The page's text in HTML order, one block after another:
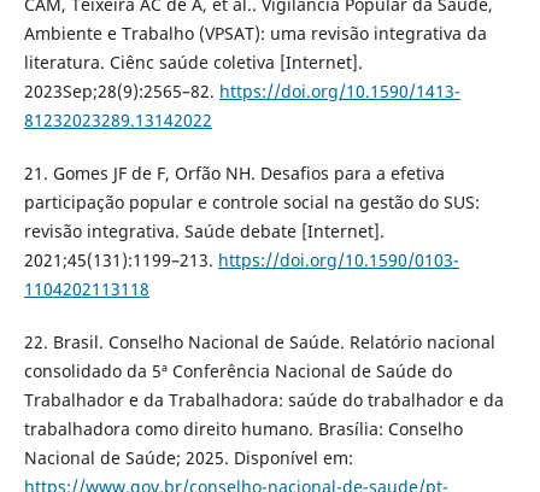
Ambiente e Trabalho (VPSAT): uma revisão integrativa da
literatura. Ciênc saúde coletiva [Internet].
2023Sep;28(9):2565–82. https://doi.org/10.1590/1413-
81232023289.13142022
21. Gomes JF de F, Orfão NH. Desafios para a efetiva
participação popular e controle social na gestão do SUS:
revisão integrativa. Saúde debate [Internet].
2021;45(131):1199–213. https://doi.org/10.1590/0103-
1104202113118
22. Brasil. Conselho Nacional de Saúde. Relatório nacional
consolidado da 5ª Conferência Nacional de Saúde do
Trabalhador e da Trabalhadora: saúde do trabalhador e da
trabalhadora como direito humano. Brasília: Conselho
Nacional de Saúde; 2025. Disponível em:
https://www.gov.br/conselho-nacional-de-saude/pt-